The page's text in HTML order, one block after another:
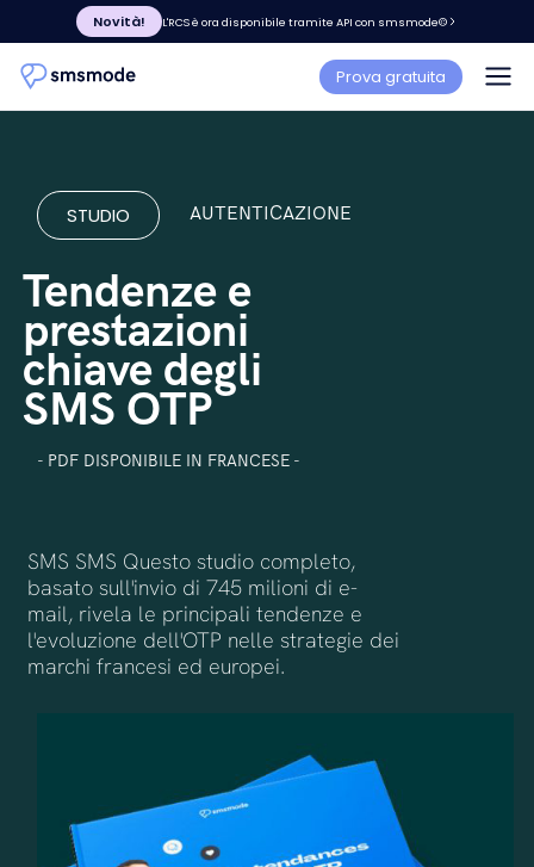
Novità! L'RCS è ora disponibile tramite API con smsmode©
Prova gratuita
STUDIO AUTENTICAZIONE
Tendenze e
prestazioni
chiave degli
SMS OTP
- PDF DISPONIBILE IN FRANCESE -
SMS SMS Questo studio completo,
basato sull'invio di 745 milioni di e-
mail, rivela le principali tendenze e
l'evoluzione dell'OTP nelle strategie dei
marchi francesi ed europei.